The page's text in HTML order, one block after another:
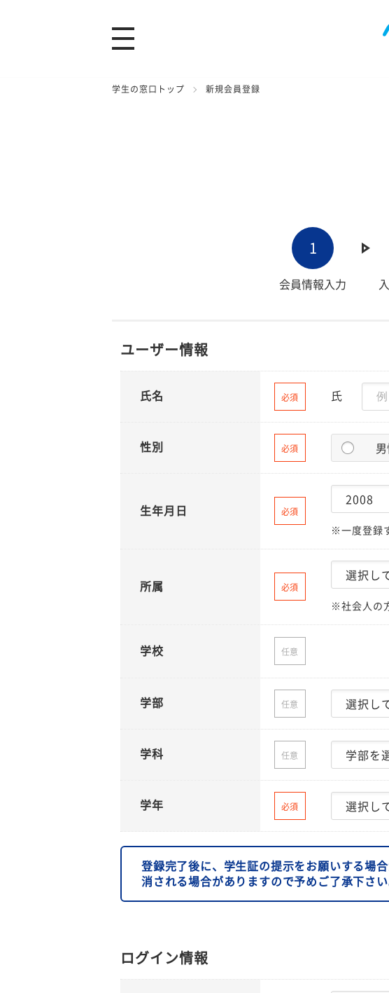
学生の窓口トップ 新規会員登録
1
会員情報入力
ユーザー情報
氏名 必須 氏
性別 必須 男
生年月日 必須
※一度登録
所属 必須
※社会人の
学校 任意
学部 任意
学科 任意
学年 必須
登録完了後に、学生証の提示をお願いする場
消される場合がありますので予めご了承下さい
ログイン情報